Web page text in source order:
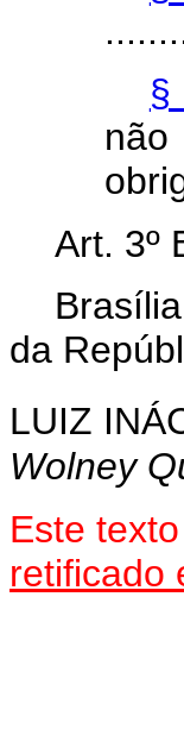
§
Art. 3º
da
LUIZ
Wolney
Este
retificado